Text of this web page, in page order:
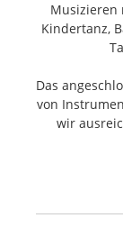
Musizieren
Kindertanz,
Das
von
wir